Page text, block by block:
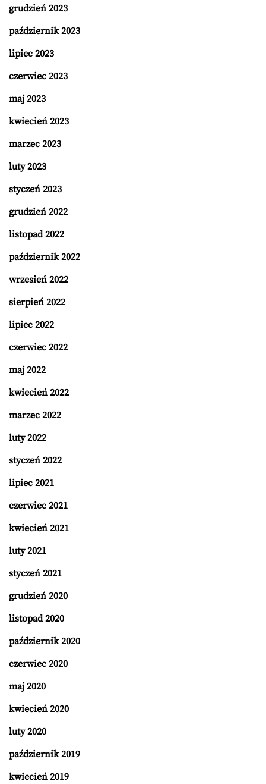
grudzień 2023
październik 2023
lipiec 2023
czerwiec 2023
maj 2023
kwiecień 2023
marzec 2023
luty 2023
styczeń 2023
grudzień 2022
listopad 2022
październik 2022
wrzesień 2022
sierpień 2022
lipiec 2022
czerwiec 2022
maj 2022
kwiecień 2022
marzec 2022
luty 2022
styczeń 2022
lipiec 2021
czerwiec 2021
kwiecień 2021
luty 2021
styczeń 2021
grudzień 2020
listopad 2020
październik 2020
czerwiec 2020
maj 2020
kwiecień 2020
luty 2020
październik 2019
kwiecień 2019